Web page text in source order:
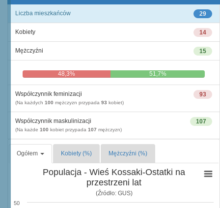
29
Liczba mieszkańców
14
Kobiety
15
Mężczyźni
48,3% 51,7%
93
Współczynnik feminizacji
(Na każdych 100 mężczyzn przypada 93 kobiet)
107
Współczynnik maskulinizacji
(Na każde 100 kobiet przypada 107 mężczyzn)
Ogółem Kobiety (%) Mężczyźni (%)
Populacja - Wieś Kossaki-Ostatki na
przestrzeni lat
(Źródło: GUS)
50